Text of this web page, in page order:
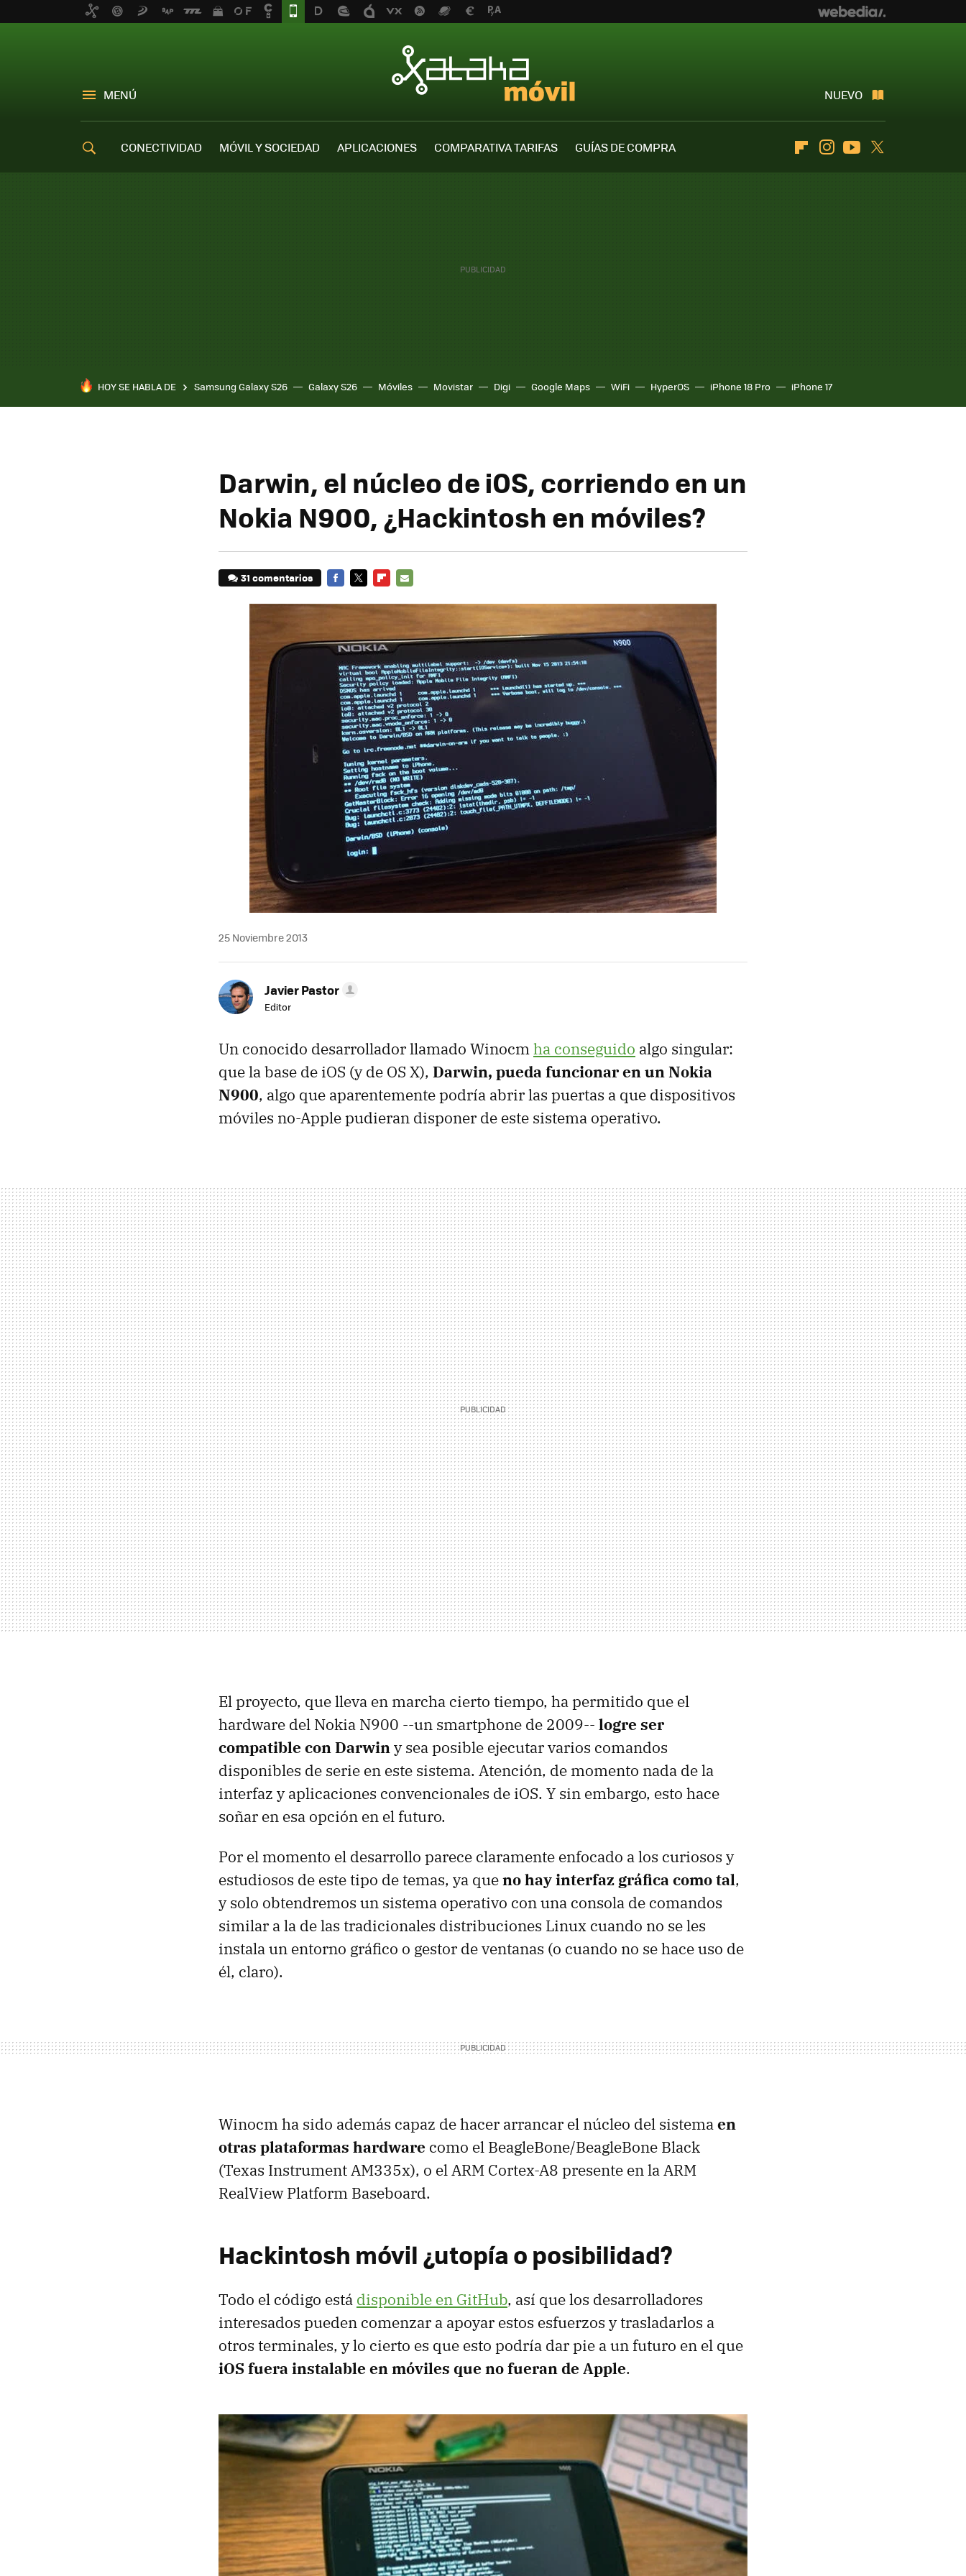
MENÚ NUEVO
CONECTIVIDAD MÓVIL Y SOCIEDAD APLICACIONES COMPARATIVA TARIFAS
GUÍAS DE COMPRA
FlipboardInstagramYoutube
HOY SE HABLA DE Samsung Galaxy S26 Galaxy S26 Móviles Movistar Digi Google Maps WiFi HyperOS iPhone 18 Pro iPhone 17
Darwin, el núcleo de iOS, corriendo en un
Nokia N900, ¿Hackintosh en móviles?
31 comentarios
MAIL
25 Noviembre 2013
Javier Pastor
Editor
Un conocido desarrollador llamado Winocmha conseguido algo singular:
que la base de iOS (y de OS X), Darwin, pueda funcionar en un Nokia
N900, algo que aparentemente podría abrir las puertas a que dispositivos
móviles no-Apple pudieran disponer de este sistema operativo.
El proyecto, que lleva en marcha cierto tiempo, ha permitido que el
hardware del Nokia N900 --un smartphone de 2009-- logre ser
compatible con Darwiny sea posible ejecutar varios comandos
disponibles de serie en este sistema. Atención, de momento nada de la
interfaz y aplicaciones convencionales de iOS. Y sin embargo, esto hace
soñar en esa opción en el futuro.
Por el momento el desarrollo parece claramente enfocado a los curiosos y
estudiosos de este tipo de temas, ya queno hay interfaz gráfica como tal,
y solo obtendremos un sistema operativo con una consola de comandos
similar a la de las tradicionales distribuciones Linux cuando no se les
instala un entorno gráfico o gestor de ventanas (o cuando no se hace uso de
él, claro).
Winocm ha sido además capaz de hacer arrancar el núcleo del sistemaen
otras plataformas hardware como el BeagleBone/BeagleBone Black
(Texas Instrument AM335x), o el ARM Cortex-A8 presente en la ARM
RealView Platform Baseboard.
Hackintosh móvil ¿utopía o posibilidad?
Todo el código está disponible en GitHub, así que los desarrolladores
interesados pueden comenzar a apoyar estos esfuerzos y trasladarlos a
otros terminales, y lo cierto es que esto podría dar pie a un futuro en el que
iOS fuera instalable en móviles que no fueran de Apple.